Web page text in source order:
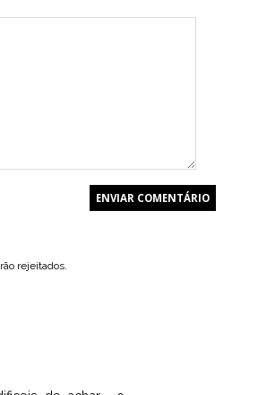
rejeitados.